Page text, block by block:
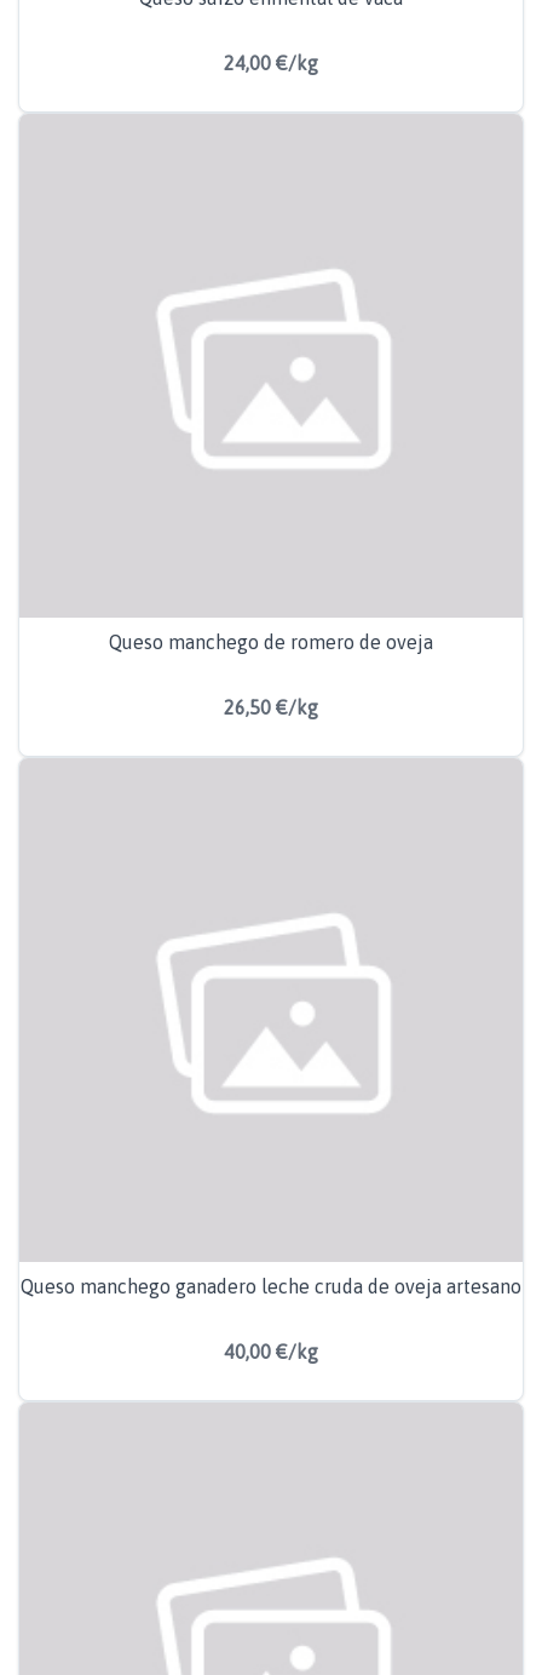
24,00 €/kg
Queso manchego de romero de oveja
26,50 €/kg
Queso manchego ganadero leche cruda de oveja artesano
40,00 €/kg